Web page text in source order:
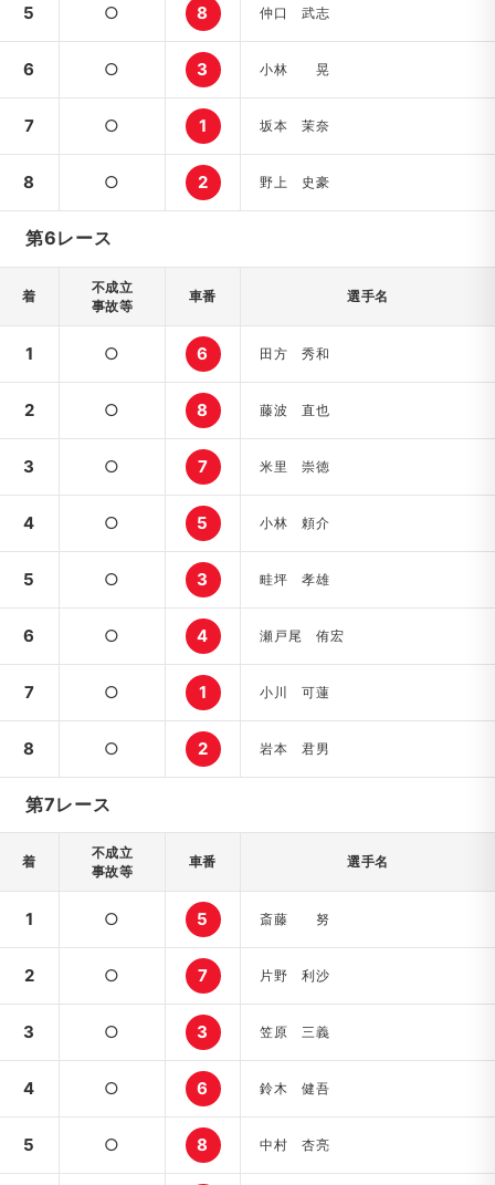
5 ○ 8 仲口 武志
6 ○ 3 小林 晃
7 ○ 1 坂本 茉奈
8 ○ 2 野上 史豪
第6レース
着
不成立
事故等
車番 選手名
1 ○ 6 田方 秀和
2 ○ 8 藤波 直也
3 ○ 7 米里 崇徳
4 ○ 5 小林 頼介
5 ○ 3 畦坪 孝雄
6 ○ 4 瀬戸尾 侑宏
7 ○ 1 小川 可蓮
8 ○ 2 岩本 君男
第7レース
着
不成立
事故等
車番 選手名
1 ○ 5 斎藤 努
2 ○ 7 片野 利沙
3 ○ 3 笠原 三義
4 ○ 6 鈴木 健吾
5 ○ 8 中村 杏亮